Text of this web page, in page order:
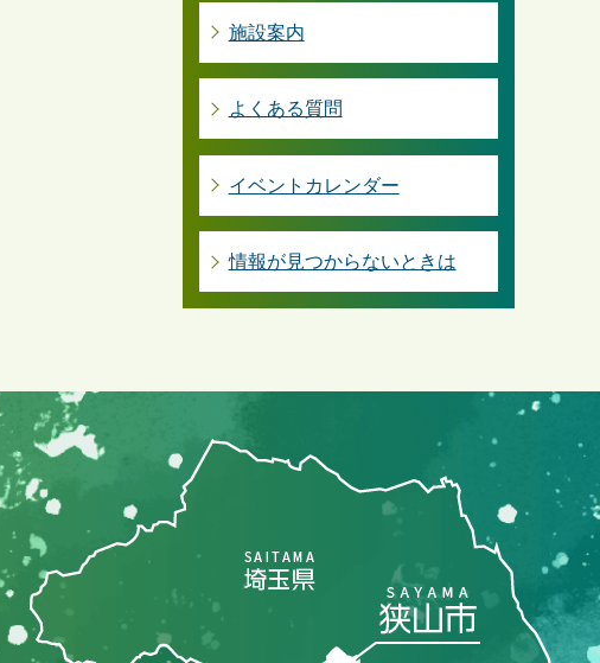
施設案内
よくある質問
イベントカレンダー
情報が見つからないときは